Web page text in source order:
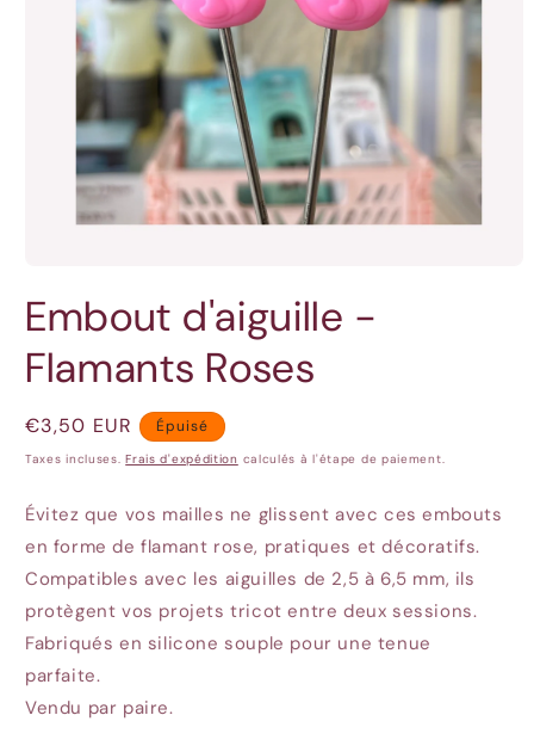
média
1
une
fenêtre
Embout d'aiguille -
Flamants Roses
Prix
habituel
€3,50 EUR Épuisé
Taxes incluses.Frais d'expédition calculés à l'étape de paiement.
Évitez que vos mailles ne glissent avec ces embouts
en forme de flamant rose, pratiques et décoratifs.
Compatibles avec les aiguilles de 2,5 à 6,5 mm, ils
protègent vos projets tricot entre deux sessions.
Fabriqués en silicone souple pour une tenue
parfaite.
Vendu par paire.